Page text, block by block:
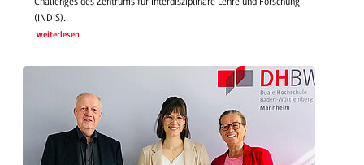
(INDIS).
weiterlesen